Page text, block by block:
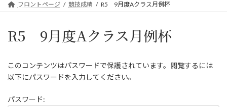
フロントページ 競技成績 R5 9月度Aクラス月例杯
R5 9月度Aクラス月例杯
このコンテンツはパスワードで保護されています。閲覧するには
以下にパスワードを入力してください。
パスワード: